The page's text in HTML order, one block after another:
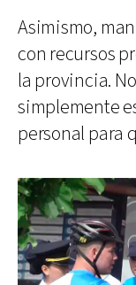
Asimismo,
con recursos
la provincia.
simplemente
personal para